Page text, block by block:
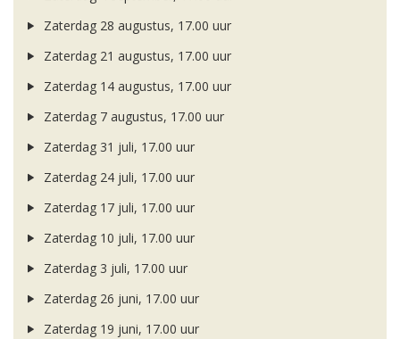
Zaterdag 28 augustus, 17.00 uur
Zaterdag 21 augustus, 17.00 uur
Zaterdag 14 augustus, 17.00 uur
Zaterdag 7 augustus, 17.00 uur
Zaterdag 31 juli, 17.00 uur
Zaterdag 24 juli, 17.00 uur
Zaterdag 17 juli, 17.00 uur
Zaterdag 10 juli, 17.00 uur
Zaterdag 3 juli, 17.00 uur
Zaterdag 26 juni, 17.00 uur
Zaterdag 19 juni, 17.00 uur